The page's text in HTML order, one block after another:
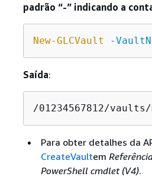
padrão “-” indicando a
New-GLCVault -
Saída:
/01234567812/
Para obter detalhes da
CreateVaultem
PowerShell cmdlet (V4).